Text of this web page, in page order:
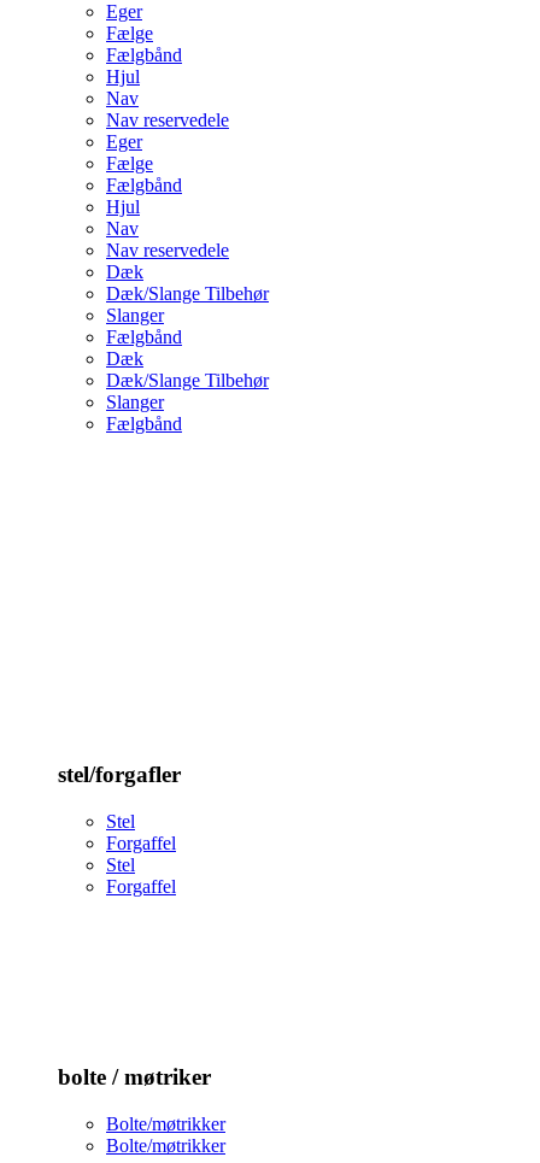
Eger
Fælge
Fælgbånd
Hjul
Nav
Nav reservedele
Eger
Fælge
Fælgbånd
Hjul
Nav
Nav reservedele
Dæk
Dæk/Slange Tilbehør
Slanger
Fælgbånd
Dæk
Dæk/Slange Tilbehør
Slanger
Fælgbånd
stel/forgafler
Stel
Forgaffel
Stel
Forgaffel
bolte / møtriker
Bolte/møtrikker
Bolte/møtrikker